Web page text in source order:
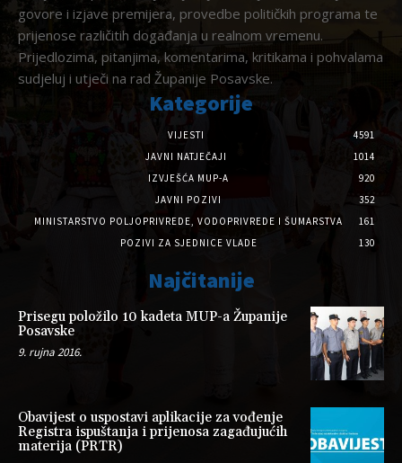
govore i izjave premijera, provedbe političkih programa te
prijenose različitih događanja u realnom vremenu.
Prijedlozima, pitanjima, komentarima, kritikama i pohvalama
sudjeluj i utječi na rad Županije Posavske.
Kategorije
VIJESTI
4591
JAVNI NATJEČAJI
1014
IZVJEŠĆA MUP-A
920
JAVNI POZIVI
352
MINISTARSTVO POLJOPRIVREDE, VODOPRIVREDE I ŠUMARSTVA
161
POZIVI ZA SJEDNICE VLADE
130
Najčitanije
Prisegu položilo 10 kadeta MUP-a Županije
Posavske
9. rujna 2016.
Obavijest o uspostavi aplikacije za vođenje
Registra ispuštanja i prijenosa zagađujućih
materija (PRTR)